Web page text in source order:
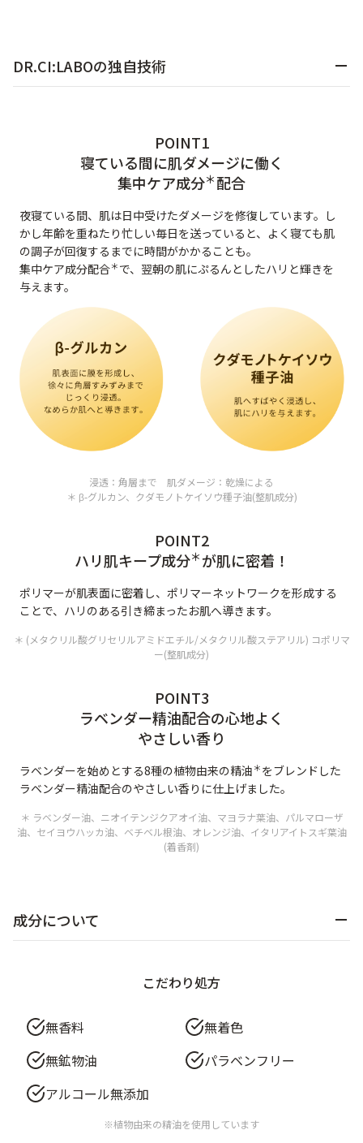
アウトレット商品
定期便
ブランド情報
ショッピングガイド
お電話でもご注文いただけます
0120-371-217
DR.CI:LABOの独自技術
POINT1
寝ている間に肌ダメージに働く
集中ケア成分＊ 配合
夜寝ている間、肌は日中受けたダメージを修復しています。し
かし年齢を重ねたり忙しい毎日を送っていると、よく寝ても肌
の調子が回復するまでに時間がかかることも。
集中ケア成分配合＊ で、翌朝の肌にぷるんとしたハリと輝きを
与えます。
浸透：角層まで 肌ダメージ：乾燥による
＊ β-グルカン、クダモノトケイソウ種子油(整肌成分)
POINT2
ハリ肌キープ成分＊ が肌に密着！
ポリマーが肌表面に密着し、ポリマーネットワークを形成する
ことで、ハリのある引き締まったお肌へ導きます。
＊ (メタクリル酸グリセリルアミドエチル/メタクリル酸ステアリル) コポリマ
ー(整肌成分)
POINT3
ラベンダー精油配合の心地よく
やさしい香り
ラベンダーを始めとする8種の植物由来の精油 ＊ をブレンドした
ラベンダー精油配合のやさしい香りに仕上げました。
＊ ラベンダー油、ニオイテンジクアオイ油、マヨラナ葉油、パルマローザ
油、セイヨウハッカ油、ベチベル根油、オレンジ油、イタリアイトスギ葉油
(着香剤)
成分について
こだわり処方
無香料
無着色
無鉱物油
パラベンフリー
アルコール無添加
※植物由来の精油を使用しています